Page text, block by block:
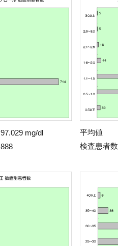
97.029 mg/dl
888
平均値
検査患者数